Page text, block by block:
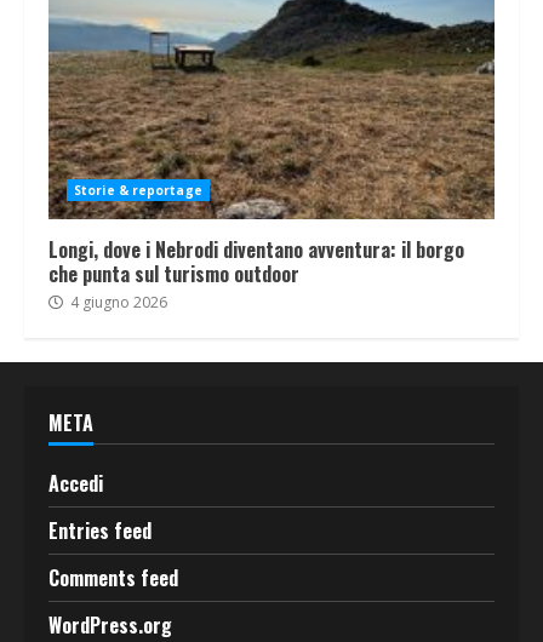
Storie & reportage
Longi, dove i Nebrodi diventano avventura: il borgo
che punta sul turismo outdoor
4 giugno 2026
META
Accedi
Entries feed
Comments feed
WordPress.org